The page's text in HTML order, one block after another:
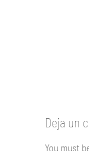
Deja un
You must